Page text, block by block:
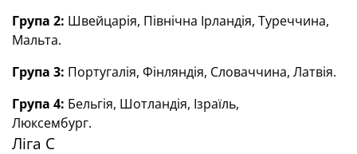
Група 2: Швейцарія, Північна Ірландія, Туреччина,
Мальта.
Група 3: Португалія, Фінляндія, Словаччина, Латвія.
Група 4: Бельгія, Шотландія, Ізраїль,
Люксембург.
Ліга С